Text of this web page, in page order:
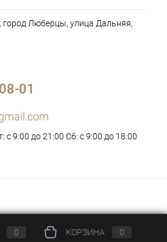
город Люберцы, улица Дальняя,
01
9:00 до 21:00 Сб: с 9:00 до 18:00
0 КОРЗИНА 0